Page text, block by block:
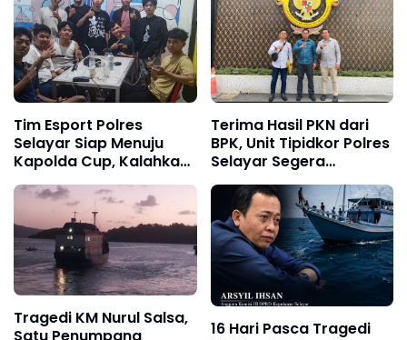
Tim Esport Polres
Selayar Siap Menuju
Kapolda Cup, Kalahkan
Tim Esi Jogja Dalam
Laga Uji Coba
Terima Hasil PKN dari
BPK, Unit Tipidkor Polres
Selayar Segera
Tetapkan Tersangka
Kredit Tempilan BRI
Tragedi KM Nurul Salsa,
Satu Penumpang
16 Hari Pasca Tragedi